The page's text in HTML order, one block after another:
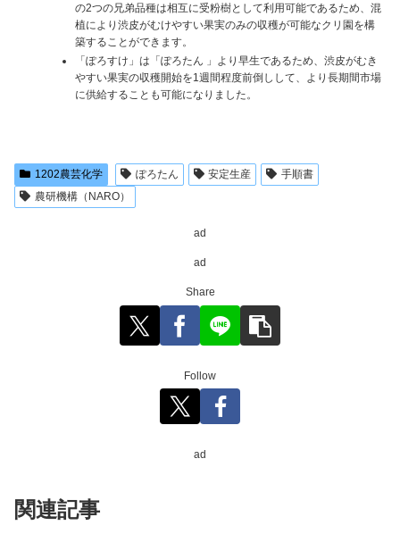
の2つの兄弟品種は相互に受粉樹として利用可能であるため、混
植により渋皮がむけやすい果実のみの収穫が可能なクリ園を構
築することができます。
「ぽろすけ」は「ぽろたん 」より早生であるため、渋皮がむき
やすい果実の収穫開始を1週間程度前倒しして、より長期間市場
に供給することも可能になりました。
1202農芸化学 ぽろたん 安定生産
手順書
農研機構（NARO）
ad
ad
Share
Follow
ad
関連記事